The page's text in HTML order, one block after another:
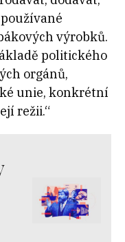
výrobků.
politického
orgánů,
unie, konkrétní
režii.“